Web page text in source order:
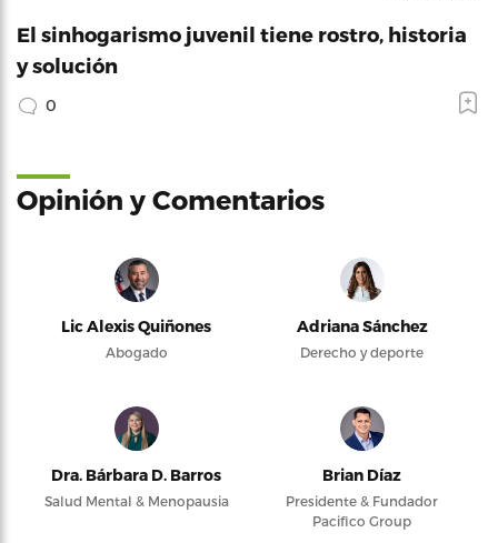
El sinhogarismo juvenil tiene rostro, historia
y solución
0
Opinión y Comentarios
Lic Alexis Quiñones
Abogado
Adriana Sánchez
Derecho y deporte
Dra. Bárbara D. Barros
Salud Mental & Menopausia
Brian Díaz
Presidente & Fundador
Pacifico Group